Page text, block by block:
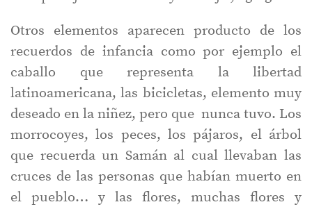
Otros elementos aparecen producto de los
recuerdos de infancia como por ejemplo el
caballo que representa la libertad
latinoamericana, las bicicletas, elemento muy
deseado en la niñez, pero que nunca tuvo. Los
morrocoyes, los peces, los pájaros, el árbol
que recuerda un Samán al cual llevaban las
cruces de las personas que habían muerto en
el pueblo… y las flores, muchas flores y